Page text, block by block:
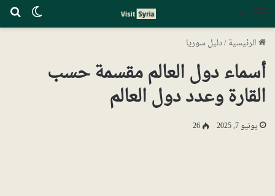
القائمة
الرئيسية/دليل سوريا
أسماء دول العالم مقسمة حسب
القارة وعدد دول العالم
يونيو 7, 2025 26